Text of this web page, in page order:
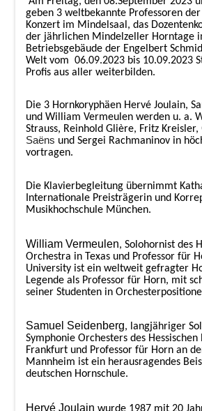
geben 3 weltbekannte Professoren
Konzert im Mindelsaal, das
der jährlichen Mindelzeller Horntage
Betriebsgebäude der Engelbert
Welt vom 06.09.2023 bis 10.09.2023
Profis aus aller weiterbilden.
Die 3 Hornkoryphäen Hervé Joulain,
und William Vermeulen werden u. a.
Strauss, Reinhold Glière, Fritz Kreisler,
Saëns und Sergei Rachmaninov in
vortragen.
Die Klavierbegleitung übernimmt
Internationale Preisträgerin und
Musikhochschule München.
William Vermeulen, Solohornist des
Orchestra in Texas und Professor für
University ist ein weltweit gefragter
Legende als Professor für Horn, mit
seiner Studenten in
Samuel Seidenberg, langjähriger
Symphonie Orchesters des Hessischen
Frankfurt und Professor für Horn an
Mannheim ist ein herausragendes
deutschen Hornschule.
Hervé Joulain